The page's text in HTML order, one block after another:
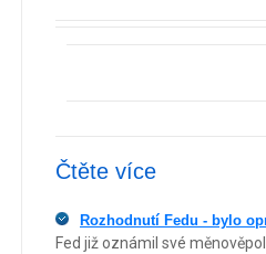
Čtěte více
Rozhodnutí Fedu - bylo
Fed již oznámil své